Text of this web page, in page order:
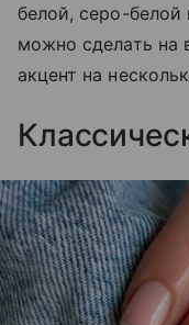
белой, серо-
можно сделать на
акцент на